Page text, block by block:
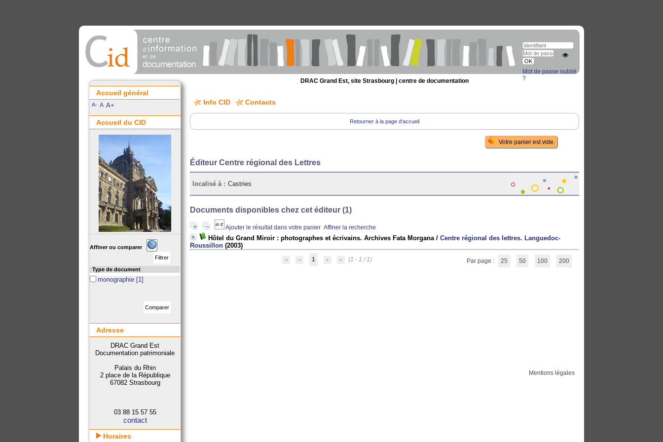
DRAC Grand Est, site Strasbourg | centre de documentation
Info CID Contacts
Retourner à la page d'accueil
Éditeur Centre régional des Lettres
localisé à : Castries
Documents disponibles chez cet éditeur (1)
Ajouter le résultat dans votre panier Affiner la recherche
Hôtel du Grand Miroir : photographes et écrivains. Archives Fata Morgana/Centre régional des lettres. Languedoc-
Roussillon (2003)
1 (1 - 1 / 1) Par page : 25 50 100 200
Mentions légales
Accueil général
A- A A+
Accueil du CID
Mot de passe oublié
?
Affiner ou comparer
Type de document
monographie [1]
Adresse
DRAC Grand Est
Documentation patrimoniale
Palais du Rhin
2 place de la République
67082 Strasbourg
03 88 15 57 55
contact
Horaires